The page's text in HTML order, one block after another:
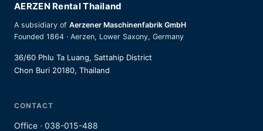
AERZEN Rental Thailand
A subsidiary of Aerzener Maschinenfabrik GmbH
Founded 1864 · Aerzen, Lower Saxony, Germany
36/60 Phlu Ta Luang, Sattahip District
Chon Buri 20180, Thailand
CONTACT
Office · 038-015-488